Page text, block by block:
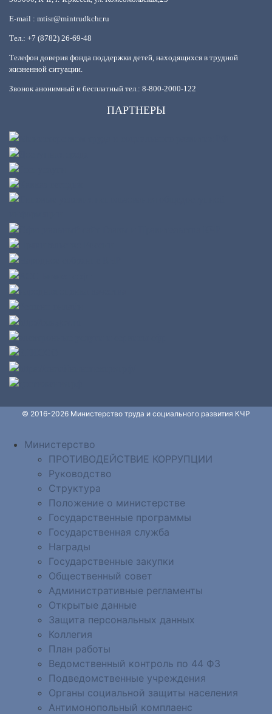
E-mail : mtisr@mintrudkchr.ru
Тел.: +7 (8782) 26-69-48
Телефон доверия фонда поддержки детей, находящихся в трудной
жизненной ситуации.
Звонок анонимный и бесплатный тел.: 8-800-2000-122
ПАРТНЕРЫ
© 2016-2026 Министерство труда и социального развития КЧР
Министерство
ПРОТИВОДЕЙСТВИЕ КОРРУПЦИИ
Руководство
Структура
Положение о министерстве
Государственные программы
Государственная служба
Награды
Государственные закупки
Общественный совет
Административные регламенты
Открытые данные
Защита персональных данных
Коллегия
План работы
Ведомственный контроль по 44 ФЗ
Подведомственные учреждения
Органы социальной защиты населения
Антимонопольный комплаенс